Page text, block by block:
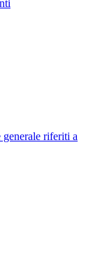
riferiti a